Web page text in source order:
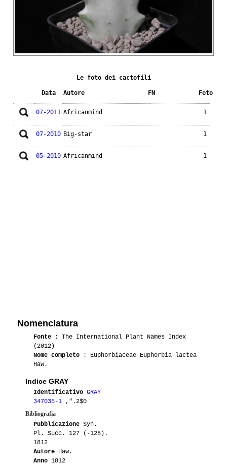
Le foto dei cactofili
Data Autore FN Foto
07-2011 Africanmind 1
07-2010 Big-star 1
05-2010 Africanmind 1
Nomenclatura
Fonte : The International Plant Names Index
(2012)
Nome completo : Euphorbiaceae Euphorbia lactea
Haw.
Indice GRAY
Identificativo GRAY
347035-1 ,".2$0
Bibliografia
Pubblicazione Syn.
Pl. Succ. 127 (-128).
1812
Autore Haw.
Anno 1812